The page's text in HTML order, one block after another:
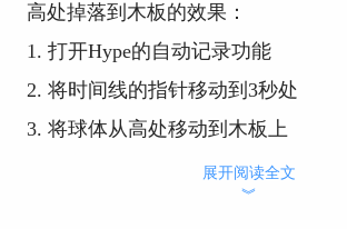
高处掉落到木板的效果：
1. 打开Hype的自动记录功能
2. 将时间线的指针移动到3秒处
3. 将球体从高处移动到木板上
展开阅读全文
︾